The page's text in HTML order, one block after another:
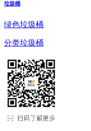
垃圾桶
绿色垃圾桶
分类垃圾桶